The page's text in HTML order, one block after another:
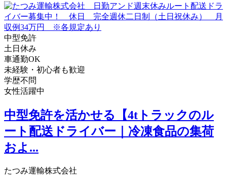
中型免許
土日休み
車通勤OK
未経験・初心者も歓迎
学歴不問
女性活躍中
中型免許を活かせる【4tトラックのル
ート配送ドライバー｜冷凍食品の集荷
およ...
たつみ運輸株式会社